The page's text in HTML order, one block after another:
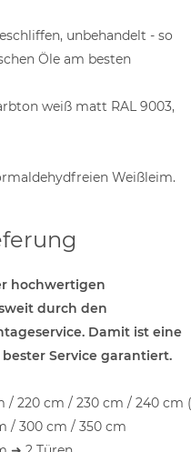
unbehandelt - so
Öle am besten
weiß matt RAL 9003,
Weißleim.
hochwertigen
durch den
Damit ist eine
Service garantiert.
/ 220 cm / 230 cm / 240 cm (
/ 300 cm / 350 cm